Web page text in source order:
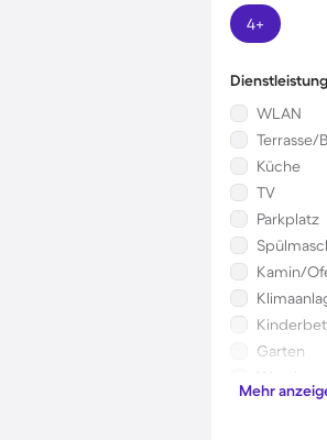
4+
WLAN
Terrasse/
Küche
TV
Parkplatz
Kamin/
Garten
Mikrowelle
Mehr